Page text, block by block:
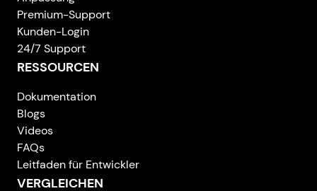
Premium-Support
Kunden-Login
24/7 Support
RESSOURCEN
Dokumentation
Blogs
Videos
FAQs
Leitfaden für Entwickler
VERGLEICHEN